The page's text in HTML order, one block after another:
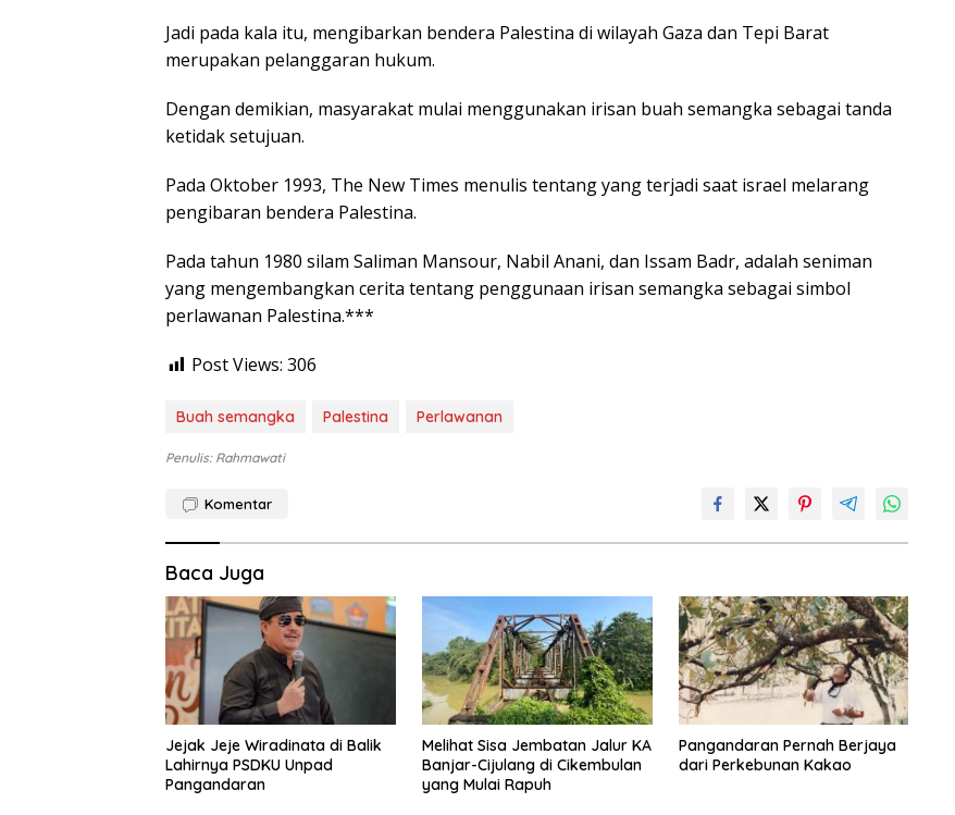
Jadi pada kala itu, mengibarkan bendera Palestina di wilayah Gaza dan Tepi Barat
merupakan pelanggaran hukum.
Dengan demikian, masyarakat mulai menggunakan irisan buah semangka sebagai tanda
ketidak setujuan.
Pada Oktober 1993, The New Times menulis tentang yang terjadi saat israel melarang
pengibaran bendera Palestina.
Pada tahun 1980 silam Saliman Mansour, Nabil Anani, dan Issam Badr, adalah seniman
yang mengembangkan cerita tentang penggunaan irisan semangka sebagai simbol
perlawanan Palestina.***
Post Views: 306
Buah semangka Palestina Perlawanan
Penulis: Rahmawati
Komentar
Baca Juga
Jejak Jeje Wiradinata di Balik
Lahirnya PSDKU Unpad
Pangandaran
Melihat Sisa Jembatan Jalur KA
Banjar-Cijulang di Cikembulan
yang Mulai Rapuh
Pangandaran Pernah Berjaya
dari Perkebunan Kakao